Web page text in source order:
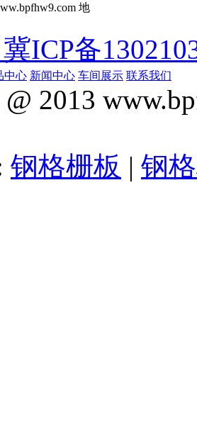
地
冀ICP备
中心 新闻中心 车间展示 联系我们
2013
钢格栅板 | 钢